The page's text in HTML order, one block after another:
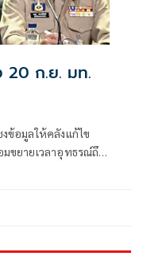
ก.ย. มท.
ข้อมูลให้คลังแก้ไข
ขยายเวลาอุทธรณ์ถึง